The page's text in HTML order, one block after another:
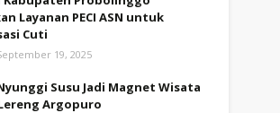
Layanan PECI ASN untuk
Cuti
19, 2025
Susu Jadi Magnet Wisata
Argopuro